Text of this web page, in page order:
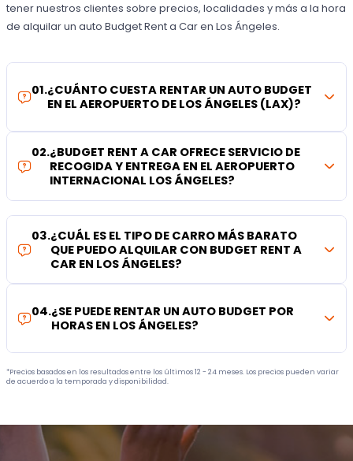
tener nuestros clientes sobre precios, localidades y más a la hora
de alquilar un auto Budget Rent a Car en Los Ángeles.
01.¿CUÁNTO CUESTA RENTAR UN AUTO BUDGET
EN EL AEROPUERTO DE LOS ÁNGELES (LAX)?
02.¿BUDGET RENT A CAR OFRECE SERVICIO DE
RECOGIDA Y ENTREGA EN EL AEROPUERTO
INTERNACIONAL LOS ÁNGELES?
03.¿CUÁL ES EL TIPO DE CARRO MÁS BARATO
QUE PUEDO ALQUILAR CON BUDGET RENT A
CAR EN LOS ÁNGELES?
04.¿SE PUEDE RENTAR UN AUTO BUDGET POR
HORAS EN LOS ÁNGELES?
*Precios basados en los resultados entre los últimos 12 - 24 meses. Los precios pueden variar
de acuerdo a la temporada y disponibilidad.